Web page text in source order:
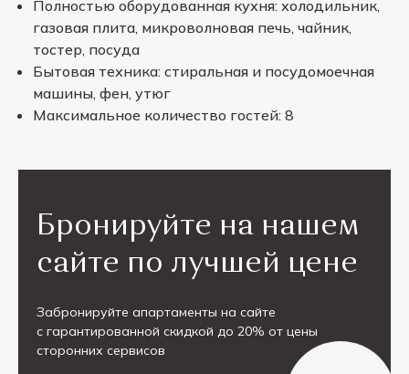
Полностью оборудованная кухня: холодильник,
газовая плита, микроволновая печь, чайник,
тостер, посуда
Бытовая техника: стиральная и посудомоечная
машины, фен, утюг
Максимальное количество гостей: 8
Бронируйте на нашем
сайте по лучшей цене
Забронируйте апартаменты на сайте
с гарантированной скидкой до 20% от цены
сторонних сервисов